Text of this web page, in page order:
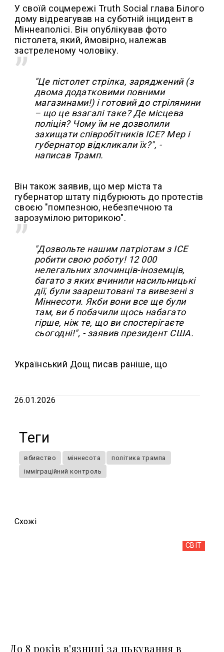
У своїй соцмережі Truth Social глава Білого
дому відреагував на суботній інцидент в
Міннеаполісі. Він опублікував фото
пістолета, який, ймовірно, належав
застреленому чоловіку.
"Це пістолет стрілка, заряджений (з
двома додатковими повними
магазинами!) і готовий до стрілянини
– що це взагалі таке? Де місцева
поліція? Чому їм не дозволили
захищати співробітників ICE? Мер і
губернатор відкликали їх?", -
написав Трамп.
Він також заявив, що мер міста та
губернатор штату підбурюють до протестів
своєю "помпезною, небезпечною та
зарозумілою риторикою".
"Дозвольте нашим патріотам з ICE
робити свою роботу! 12 000
нелегальних злочинців-іноземців,
багато з яких вчинили насильницькі
дії, були заарештовані та вивезені з
Міннесоти. Якби вони все ще були
там, ви б побачили щось набагато
гірше, ніж те, що ви спостерігаєте
сьогодні!", - заявив президент США.
Український Дощ писав раніше, що
26.01.2026
Теги
вбивство міннесота
політика трампа
імміграційний контроль
Схожi
СВІТ
До 8 років в'язниці за цькування в